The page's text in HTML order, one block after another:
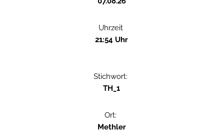
Uhrzeit
21:54 Uhr
Stichwort:
TH_1
Ort:
Methler